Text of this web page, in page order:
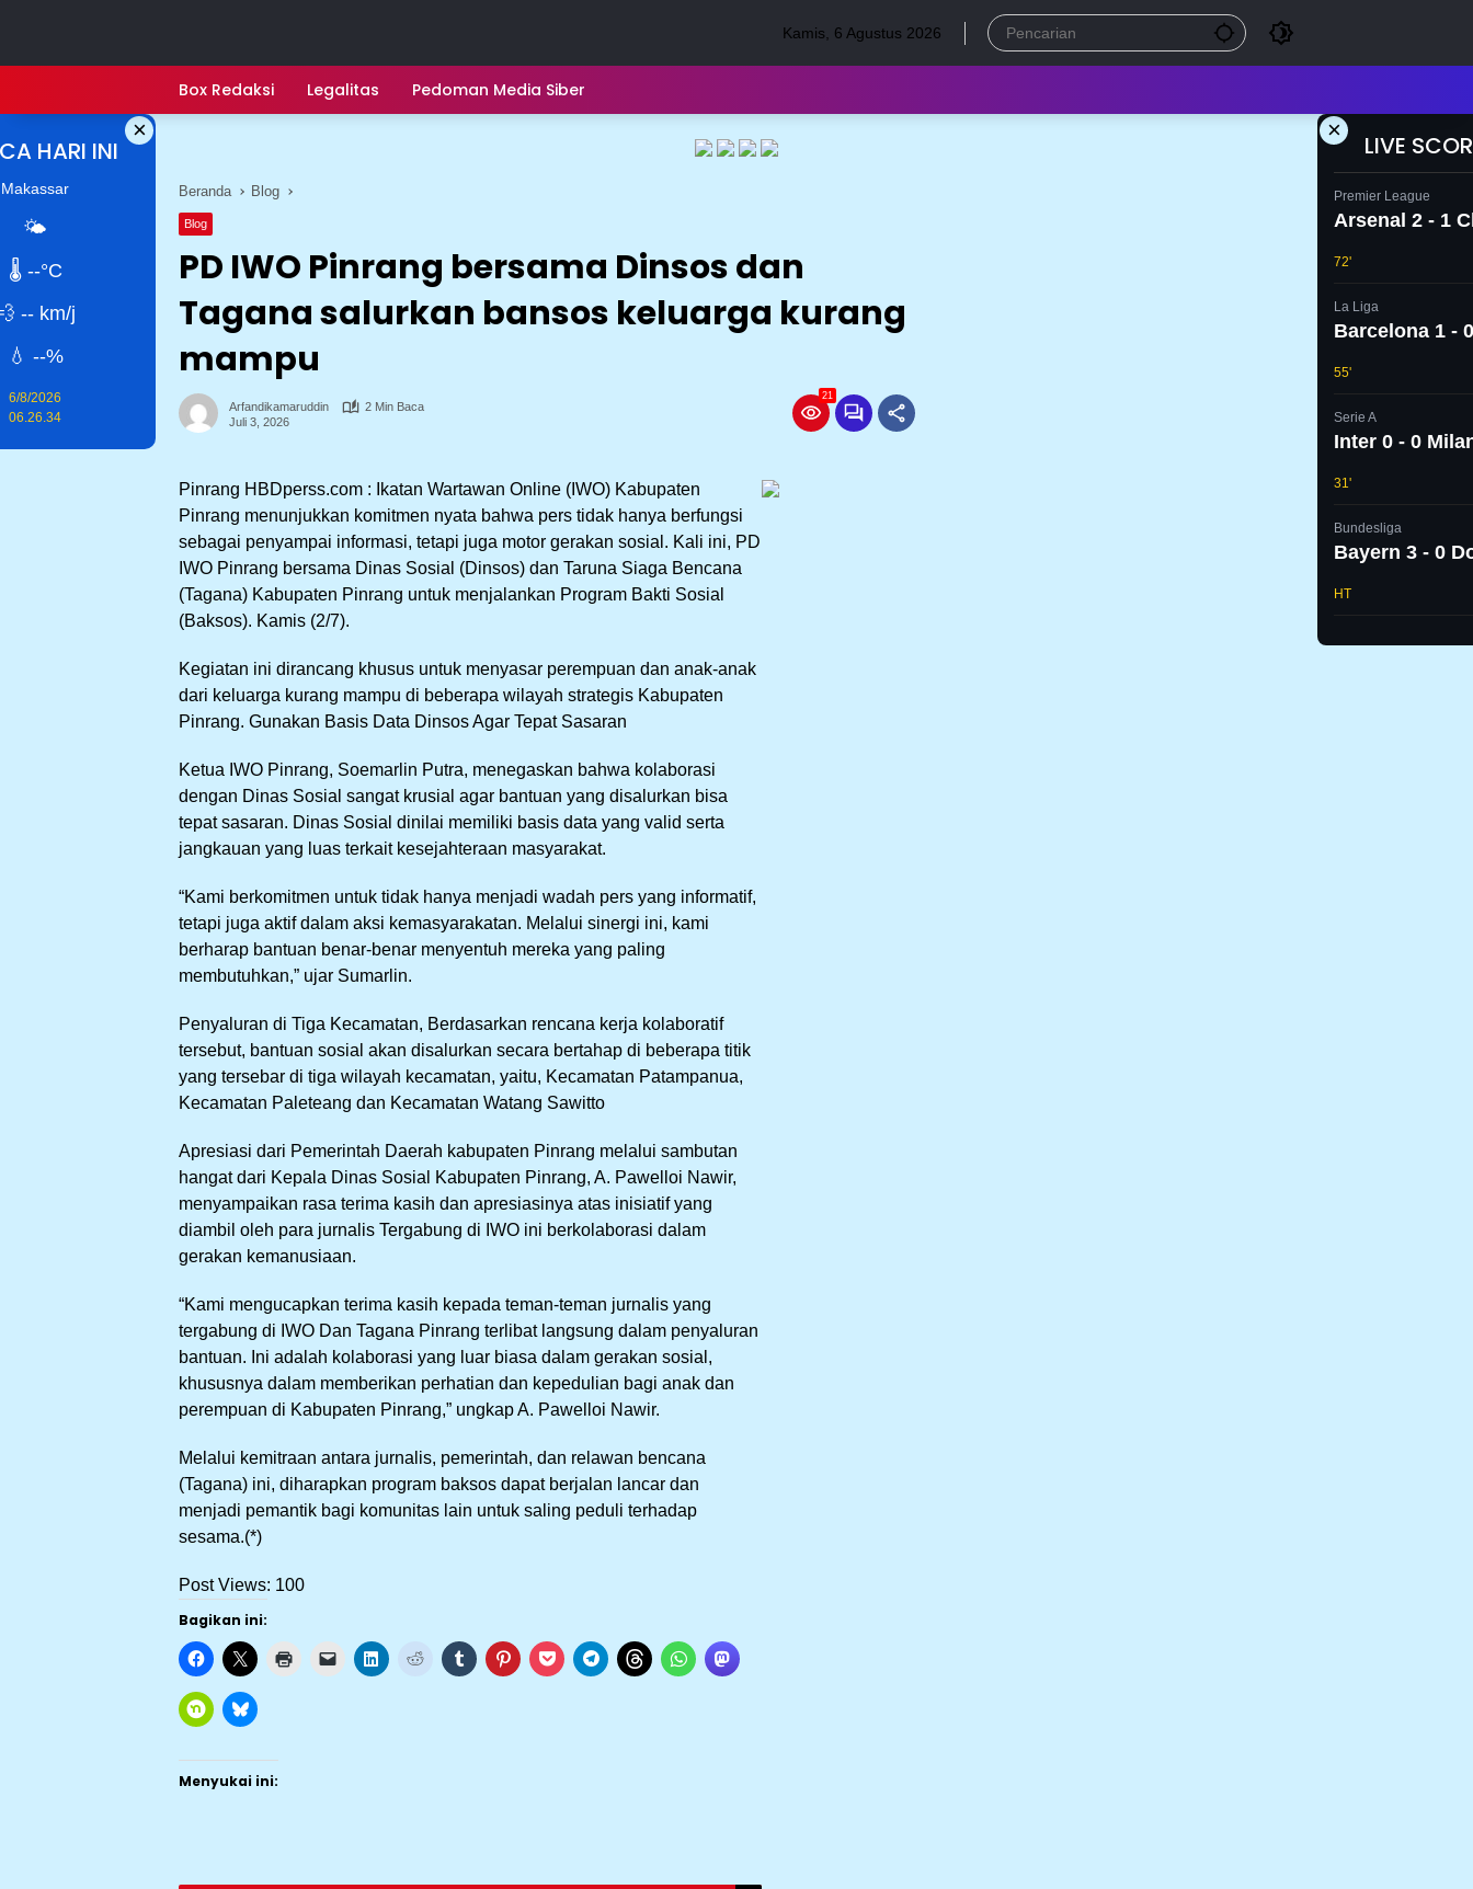
Kamis, 6 Agustus 2026
Box Redaksi Legalitas Pedoman Media Siber
×
HARI INI
Makassar
🌤
🌡 --°C
--km/j
💧 --%
6/8/2026
06.26.35
×
LIVE
Premier League
Arsenal 2 - 1
72'
La Liga
Barcelona 1 -
55'
Serie A
Inter 0 - 0
31'
Bundesliga
Bayern 3 - 0
HT
Beranda Blog
Blog
PD IWO Pinrang bersama Dinsos dan
Tagana salurkan bansos keluarga kurang
mampu
Arfandikamaruddin
2 Min Baca
Juli 3, 2026
21
Pinrang HBDperss.com : Ikatan Wartawan Online (IWO) Kabupaten
Pinrang menunjukkan komitmen nyata bahwa pers tidak hanya berfungsi
sebagai penyampai informasi, tetapi juga motor gerakan sosial. Kali ini, PD
IWO Pinrang bersama Dinas Sosial (Dinsos) dan Taruna Siaga Bencana
(Tagana) Kabupaten Pinrang untuk menjalankan Program Bakti Sosial
(Baksos). Kamis (2/7).
Kegiatan ini dirancang khusus untuk menyasar perempuan dan anak-anak
dari keluarga kurang mampu di beberapa wilayah strategis Kabupaten
Pinrang. Gunakan Basis Data Dinsos Agar Tepat Sasaran
Ketua IWO Pinrang, Soemarlin Putra, menegaskan bahwa kolaborasi
dengan Dinas Sosial sangat krusial agar bantuan yang disalurkan bisa
tepat sasaran. Dinas Sosial dinilai memiliki basis data yang valid serta
jangkauan yang luas terkait kesejahteraan masyarakat.
“Kami berkomitmen untuk tidak hanya menjadi wadah pers yang informatif,
tetapi juga aktif dalam aksi kemasyarakatan. Melalui sinergi ini, kami
berharap bantuan benar-benar menyentuh mereka yang paling
membutuhkan,” ujar Sumarlin.
Penyaluran di Tiga Kecamatan, Berdasarkan rencana kerja kolaboratif
tersebut, bantuan sosial akan disalurkan secara bertahap di beberapa titik
yang tersebar di tiga wilayah kecamatan, yaitu, Kecamatan Patampanua,
Kecamatan Paleteang dan Kecamatan Watang Sawitto
Apresiasi dari Pemerintah Daerah kabupaten Pinrang melalui sambutan
hangat dari Kepala Dinas Sosial Kabupaten Pinrang, A. Pawelloi Nawir,
menyampaikan rasa terima kasih dan apresiasinya atas inisiatif yang
diambil oleh para jurnalis Tergabung di IWO ini berkolaborasi dalam
gerakan kemanusiaan.
“Kami mengucapkan terima kasih kepada teman-teman jurnalis yang
tergabung di IWO Dan Tagana Pinrang terlibat langsung dalam penyaluran
bantuan. Ini adalah kolaborasi yang luar biasa dalam gerakan sosial,
khususnya dalam memberikan perhatian dan kepedulian bagi anak dan
perempuan di Kabupaten Pinrang,” ungkap A. Pawelloi Nawir.
Melalui kemitraan antara jurnalis, pemerintah, dan relawan bencana
(Tagana) ini, diharapkan program baksos dapat berjalan lancar dan
menjadi pemantik bagi komunitas lain untuk saling peduli terhadap
sesama.(*)
Post Views: 100
Bagikan ini:
Menyukai ini: